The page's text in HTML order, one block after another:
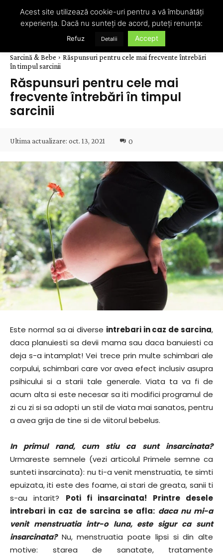
Sarcină & Bebe
Răspunsuri pentru cele mai frecvente întrebări
în timpul sarcinii
Răspunsuri pentru cele mai
frecvente întrebări în timpul
sarcinii
Ultima actualizare: oct. 13, 2021 0
Este normal sa ai diverse intrebari in caz de sarcina,
daca planuiesti sa devii mama sau daca banuiesti ca
deja s-a intamplat! Vei trece prin multe schimbari ale
corpului, schimbari care vor avea efect inclusiv asupra
psihicului si a starii tale generale. Viata ta va fi de
acum alta si este necesar sa iti modifici programul de
zi cu zi si sa adopti un stil de viata mai sanatos, pentru
a avea grija de tine si de viitorul bebelus.
In primul rand, cum stiu ca sunt insarcinata?
Urmareste semnele (vezi articolul Primele semne ca
sunteti insarcinata): nu ti-a venit menstruatia, te simti
epuizata, iti este des foame, ai stari de greata, sanii ti
s-au intarit? Poti fi insarcinata! Printre desele
intrebari in caz de sarcina se afla: daca nu mi-a
venit menstruatia intr-o luna, este sigur ca sunt
insarcinata?Nu, menstruatia poate lipsi si din alte
motive: starea de sanatate, tratamente
Acest site utilizează cookie-uri pentru a vă îmbunătăți
experiența. Dacă nu sunteți de acord, puteți renunța:
Refuz Detalii Accept